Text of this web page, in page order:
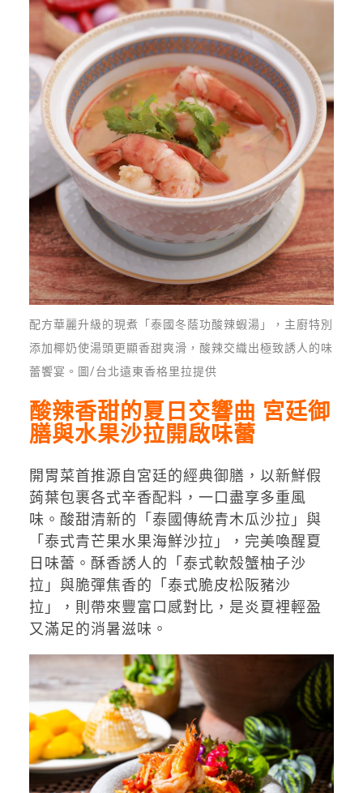
配方華麗升級的現煮「泰國冬蔭功酸辣蝦湯」，主廚特別
添加椰奶使湯頭更顯香甜爽滑，酸辣交織出極致誘人的味
蕾饗宴。圖/台北遠東香格里拉提供
酸辣香甜的夏日交響曲 宮廷御
膳與水果沙拉開啟味蕾
開胃菜首推源自宮廷的經典御膳，以新鮮假
蒟葉包裹各式辛香配料，一口盡享多重風
味。酸甜清新的「泰國傳統青木瓜沙拉」與
「泰式青芒果水果海鮮沙拉」，完美喚醒夏
日味蕾。酥香誘人的「泰式軟殼蟹柚子沙
拉」與脆彈焦香的「泰式脆皮松阪豬沙
拉」，則帶來豐富口感對比，是炎夏裡輕盈
又滿足的消暑滋味。